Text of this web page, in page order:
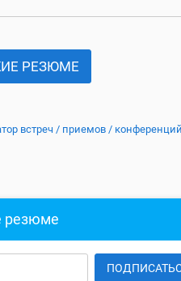
РЕЗЮМЕ
встреч / приемов / конференций
резюме